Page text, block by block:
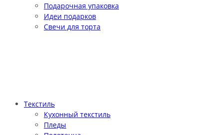
Подарочная упаковка
Идеи подарков
Свечи для торта
Текстиль
Кухонный текстиль
Пледы